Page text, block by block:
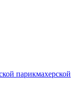
парикмахерской